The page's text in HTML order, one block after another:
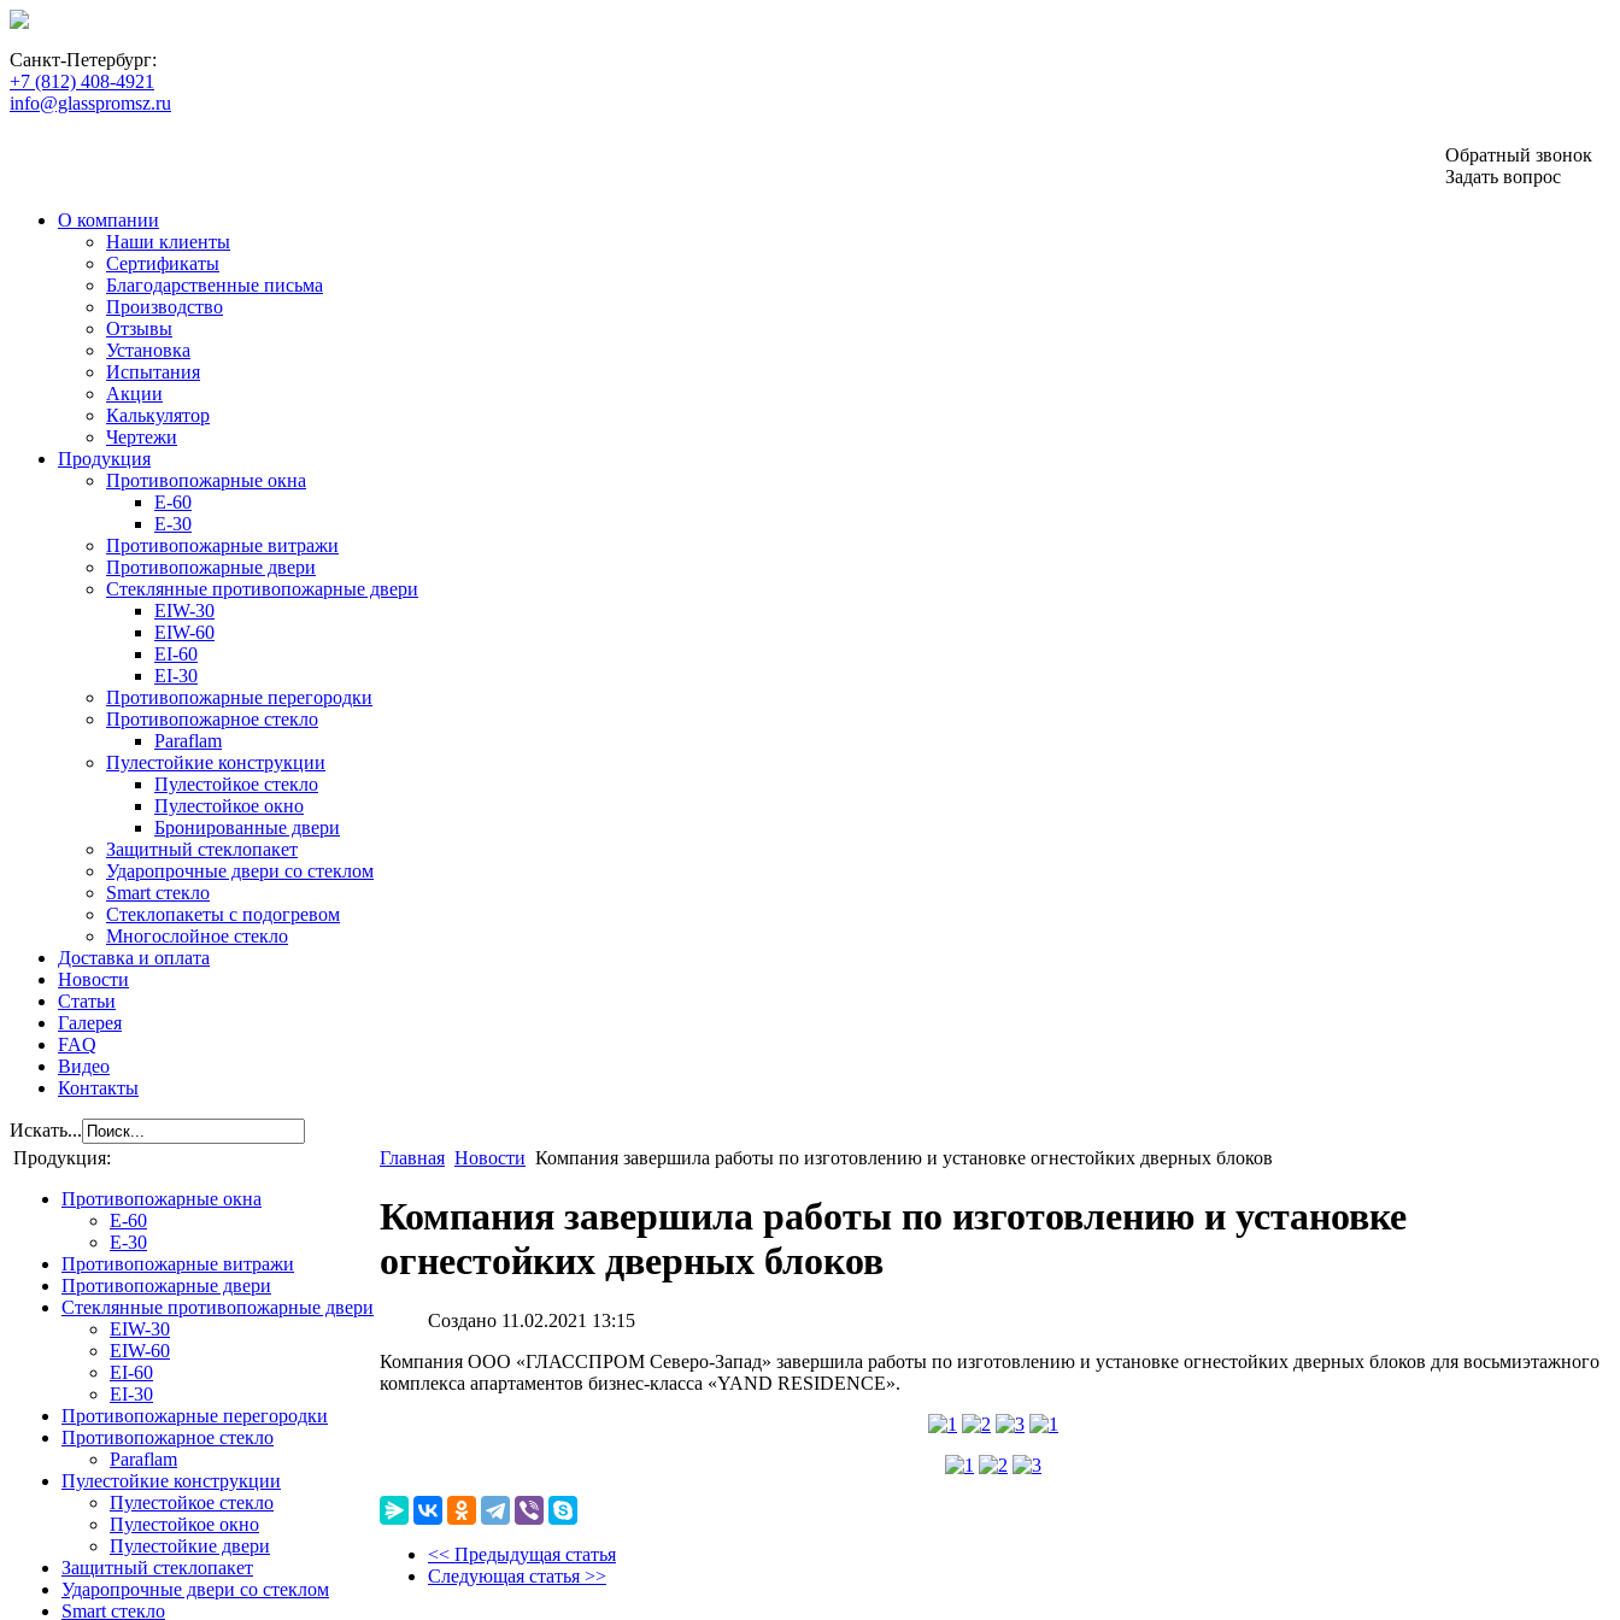
Санкт-Петербург:
+7 (812) 408-4921
info@glasspromsz.ru
Обратный звонок
Задать вопрос
О компании
Наши клиенты
Сертификаты
Благодарственные письма
Производство
Отзывы
Установка
Испытания
Акции
Калькулятор
Чертежи
Продукция
Противопожарные окна
E-60
E-30
Противопожарные витражи
Противопожарные двери
Стеклянные противопожарные двери
EIW-30
EIW-60
EI-60
EI-30
Противопожарные перегородки
Противопожарное стекло
Paraflam
Пулестойкие конструкции
Пулестойкое стекло
Пулестойкое окно
Бронированные двери
Защитный стеклопакет
Ударопрочные двери со стеклом
Smart стекло
Cтеклопакеты с подогревом
Многослойное стекло
Доставка и оплата
Новости
Статьи
Галерея
FAQ
Видео
Контакты
Искать...
Продукция:
Противопожарные окна
E-60
E-30
Противопожарные витражи
Противопожарные двери
Стеклянные противопожарные двери
EIW-30
EIW-60
EI-60
EI-30
Противопожарные перегородки
Противопожарное стекло
Paraflam
Пулестойкие конструкции
Пулестойкое стекло
Пулестойкое окно
Пулестойкие двери
Защитный стеклопакет
Ударопрочные двери со стеклом
Smart стекло
Главная Новости Компания завершила работы по изготовлению и установке огнестойких дверных блоков
Компания завершила работы по изготовлению и установке
огнестойких дверных блоков
Создано 11.02.2021 13:15
Компания ООО «ГЛАССПРОМ Северо-Запад» завершила работы по изготовлению и установке огнестойких дверных блоков для восьмиэтажного
комплекса апартаментов бизнес-класса «YAND RESIDENCE».
<< Предыдущая статья
Следующая статья >>